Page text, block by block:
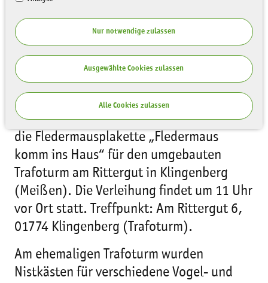
Nur notwendige zulassen
Ausgewählte Cookies zulassen
Alle Cookies zulassen
Am 15.09.2023 verleiht die Sächsische
Landesstiftung Natur und Umwelt (LaNU)
die Fledermausplakette „Fledermaus
komm ins Haus“ für den umgebauten
Trafoturm am Rittergut in Klingenberg
(Meißen). Die Verleihung findet um 11 Uhr
vor Ort statt. Treffpunkt: Am Rittergut 6,
01774 Klingenberg (Trafoturm).
Am ehemaligen Trafoturm wurden
Nistkästen für verschiedene Vogel- und